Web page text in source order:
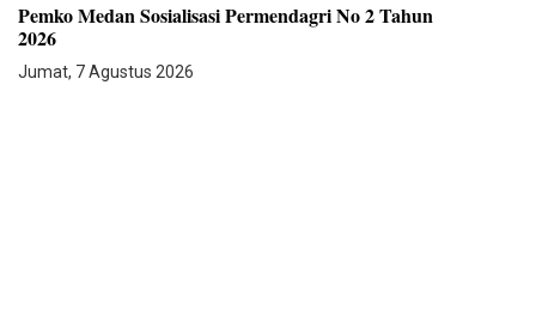
Pemko Medan Sosialisasi Permendagri No 2 Tahun
2026
Jumat, 7 Agustus 2026